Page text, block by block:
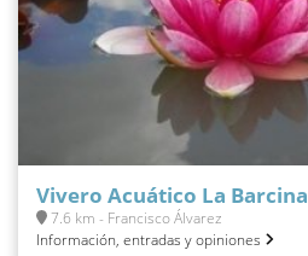
Vivero Acuático La Barcina
7.6 km - Francisco Álvarez
Información, entradas y opiniones